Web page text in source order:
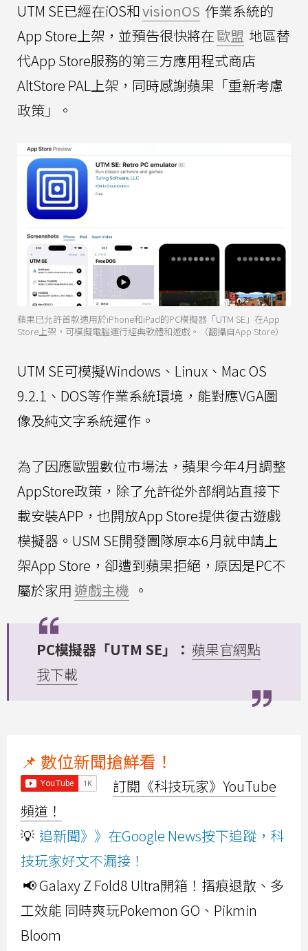
UTM SE已經在iOS和visionOS 作業系統的
App Store上架，並預告很快將在歐盟 地區替
代App Store服務的第三方應用程式商店
AltStore PAL上架，同時感謝蘋果「重新考慮
政策」。
蘋果已允許首款適用於iPhone和iPad的PC模擬器「UTM SE」在App
Store上架，可模擬電腦運行經典軟體和遊戲。（翻攝自App Store）
UTM SE可模擬Windows、Linux、Mac OS
9.2.1、DOS等作業系統環境，能對應VGA圖
像及純文字系統運作。
為了因應歐盟數位市場法，蘋果今年4月調整
AppStore政策，除了允許從外部網站直接下
載安裝APP，也開放App Store提供復古遊戲
模擬器。USM SE開發團隊原本6月就申請上
架App Store，卻遭到蘋果拒絕，原因是PC不
屬於家用 遊戲主機 。
PC模擬器「UTM SE」： 蘋果官網點
我下載
📌 數位新聞搶鮮看！
訂閱《科技玩家》YouTube
頻道！
💡 追新聞》》在Google News按下追蹤，科
技玩家好文不漏接！
📢 Galaxy Z Fold8 Ultra開箱！摺痕退散、多
工效能 同時爽玩Pokemon GO、Pikmin
Bloom